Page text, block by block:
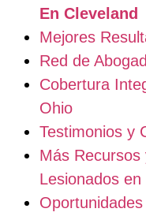
En Cleveland
Mejores
Red de
Cobertura
Ohio
Testimonios y
Más Recursos
Lesionados en